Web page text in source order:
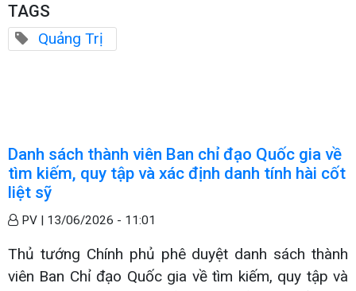
TAGS
Quảng Trị
Danh sách thành viên Ban chỉ đạo Quốc gia về
tìm kiếm, quy tập và xác định danh tính hài cốt
liệt sỹ
PV | 13/06/2026 - 11:01
Thủ tướng Chính phủ phê duyệt danh sách thành
viên Ban Chỉ đạo Quốc gia về tìm kiếm, quy tập và